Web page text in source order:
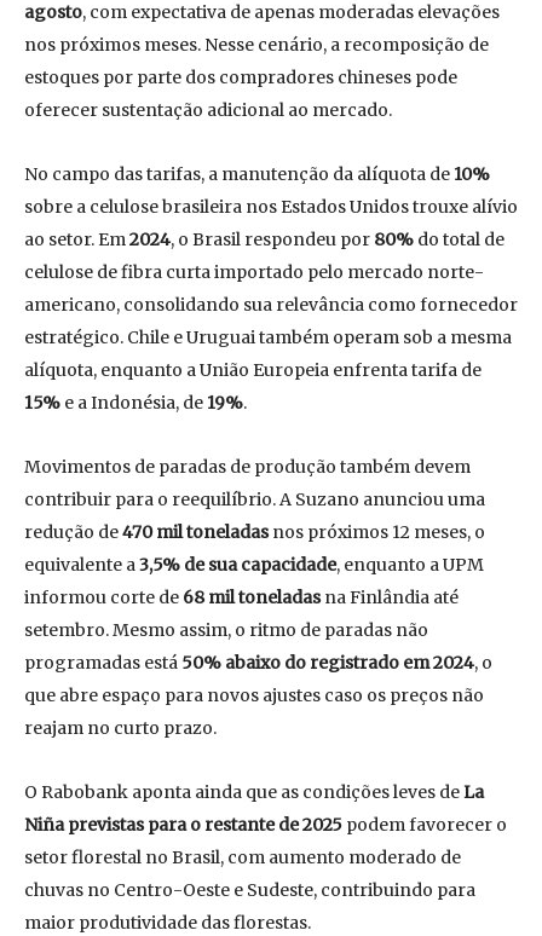
agosto, com expectativa de apenas moderadas elevações
nos próximos meses. Nesse cenário, a recomposição de
estoques por parte dos compradores chineses pode
oferecer sustentação adicional ao mercado.
No campo das tarifas, a manutenção da alíquota de 10%
sobre a celulose brasileira nos Estados Unidos trouxe alívio
ao setor. Em2024, o Brasil respondeu por 80% do total de
celulose de fibra curta importado pelo mercado norte-
americano, consolidando sua relevância como fornecedor
estratégico. Chile e Uruguai também operam sob a mesma
alíquota, enquanto a União Europeia enfrenta tarifa de
15% e a Indonésia, de 19%.
Movimentos de paradas de produção também devem
contribuir para o reequilíbrio. A Suzano anunciou uma
redução de470 mil toneladasnos próximos 12 meses, o
equivalente a3,5% de sua capacidade, enquanto a UPM
informou corte de 68 mil toneladasna Finlândia até
setembro. Mesmo assim, o ritmo de paradas não
programadas está 50% abaixo do registrado em 2024, o
que abre espaço para novos ajustes caso os preços não
reajam no curto prazo.
O Rabobank aponta ainda que as condições leves deLa
Niña previstas para o restante de 2025 podem favorecer o
setor florestal no Brasil, com aumento moderado de
chuvas no Centro-Oeste e Sudeste, contribuindo para
maior produtividade das florestas.